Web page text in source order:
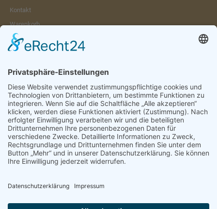
Kontakt
Warenkorb
Konto
Merkzettel
Vertrag widerrufen
Informationen
Impressum & Disclaimer
AGB und Widerrufsrecht
Verpackung und Versand